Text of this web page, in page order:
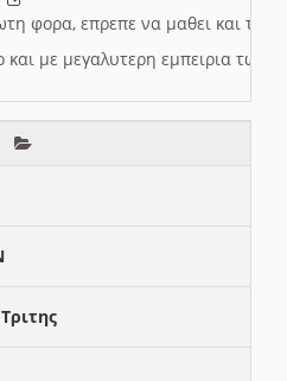
φορα, επρεπε να μαθει και το
και με μεγαλυτερη εμπειρια